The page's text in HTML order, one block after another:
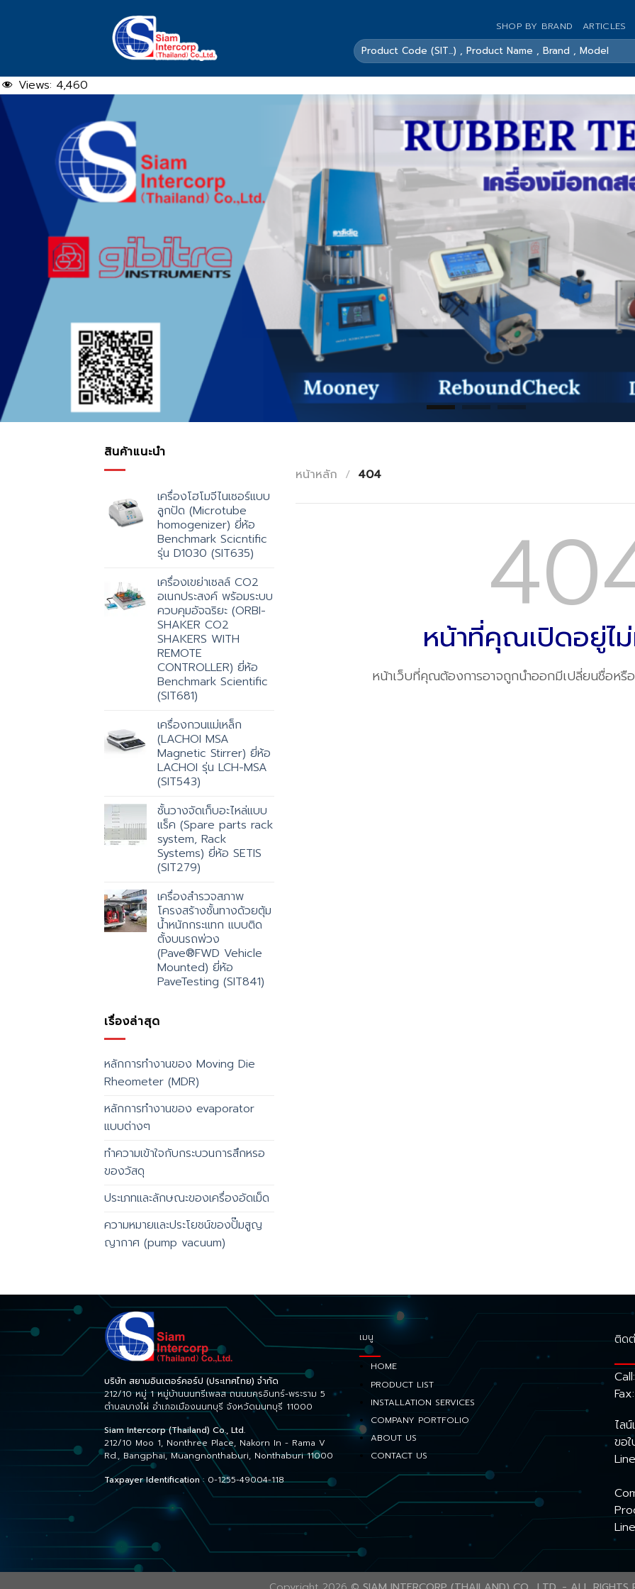
SHOP BY BRAND ARTICLES
ค้นหา:
Views: 4,460
สินค้าแนะนำ
เครื่องโฮโมจีไนเซอร์แบบ
ลูกปัด (Microtube
homogenizer) ยี่ห้อ
Benchmark Scicntific
รุ่น D1030 (SIT635)
เครื่องเขย่าเซลล์ CO2
อเนกประสงค์ พร้อมระบบ
ควบคุมอัจฉริยะ (ORBI-
SHAKER CO2
SHAKERS WITH
REMOTE
CONTROLLER) ยี่ห้อ
Benchmark Scientific
(SIT681)
เครื่องกวนแม่เหล็ก
(LACHOI MSA
Magnetic Stirrer) ยี่ห้อ
LACHOI รุ่น LCH-MSA
(SIT543)
ชั้นวางจัดเก็บอะไหล่แบบ
แร็ค (Spare parts rack
system, Rack
Systems) ยี่ห้อ SETIS
(SIT279)
เครื่องสำรวจสภาพ
โครงสร้างชั้นทางด้วยตุ้ม
น้ำหนักกระแทก แบบติด
ตั้งบนรถพ่วง
(Pave®FWD Vehicle
Mounted) ยี่ห้อ
PaveTesting (SIT841)
เรื่องล่าสุด
หลักการทำงานของ Moving Die
Rheometer (MDR)
หลักการทำงานของ evaporator
แบบต่างๆ
ทำความเข้าใจกับกระบวนการสึกหรอ
ของวัสดุ
ประเภทและลักษณะของเครื่องอัดเม็ด
ความหมายและประโยชน์ของปั๊มสูญ
ญากาศ (pump vacuum)
หน้าหลัก / 404
หน้าที่คุณเปิดอยู่ไ
หน้าเว็บที่คุณต้องการอาจถูกนำออกมีเปลี่ยนชื่อหรือ
บริษัท สยามอินเตอร์คอร์ป (ประเทศไทย) จำกัด
212/10 หมู่ 1 หมู่บ้านนนทรีเพลส ถนนนครอินทร์-พระราม 5
ตำบลบางไผ่ อำเภอเมืองนนทบุรี จังหวัดนนทบุรี 11000
Siam Intercorp (Thailand) Co., Ltd.
212/10 Moo 1, Nonthree Place, Nakorn In - Rama V
Rd., Bangphai, Muangnonthaburi, Nonthaburi 11000
Taxpayer Identification: 0-1255-49004-118
เมนู
HOME
PRODUCT LIST
INSTALLATION SERVICES
COMPANY PORTFOLIO
ABOUT US
CONTACT US
ติด
ไล
ขอ